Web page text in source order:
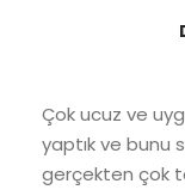
Çok ucuz ve
yaptık ve bunu
gerçekten çok